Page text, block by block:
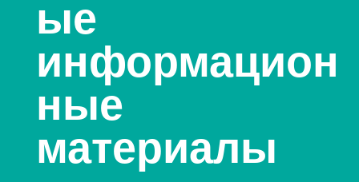
ые
информацион
ные
материалы